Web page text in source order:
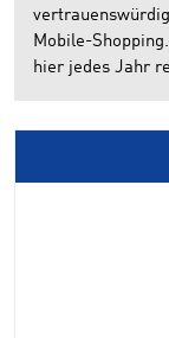
Mobile-
hier jedes Jahr